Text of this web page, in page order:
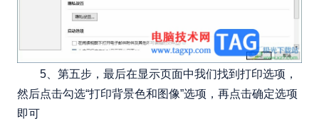
5、第五步，最后在显示页面中我们找到打印选项，
然后点击勾选“打印背景色和图像”选项，再点击确定选项
即可